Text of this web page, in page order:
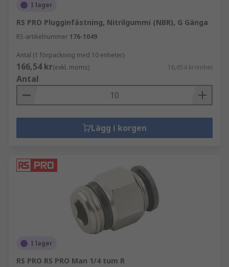
I lager
RS PRO Plugginfästning, Nitrilgummi (NBR), G Gänga
RS-artikelnummer 176-1049
Antal (1 förpackning med 10 enheter)
166,54 kr(exkl. moms) 16,654 kr/enhet
Antal
Lägg i korgen
I lager
RS PRO RS PRO Man 1/4 tum R